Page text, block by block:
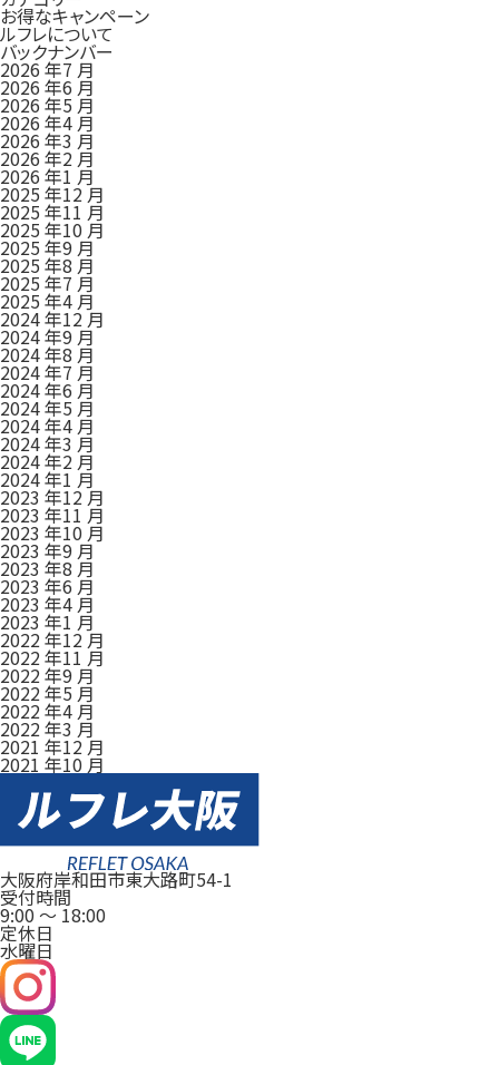
お得なキャンペーン
ルフレについて
バックナンバー
2026 年7 月
2026 年6 月
2026 年5 月
2026 年4 月
2026 年3 月
2026 年2 月
2026 年1 月
2025 年12 月
2025 年11 月
2025 年10 月
2025 年9 月
2025 年8 月
2025 年7 月
2025 年4 月
2024 年12 月
2024 年9 月
2024 年8 月
2024 年7 月
2024 年6 月
2024 年5 月
2024 年4 月
2024 年3 月
2024 年2 月
2024 年1 月
2023 年12 月
2023 年11 月
2023 年10 月
2023 年9 月
2023 年8 月
2023 年6 月
2023 年4 月
2023 年1 月
2022 年12 月
2022 年11 月
2022 年9 月
2022 年5 月
2022 年4 月
2022 年3 月
2021 年12 月
2021 年10 月
大阪府岸和田市東大路町54-1
受付時間
9:00 ～18:00
定休日
水曜日